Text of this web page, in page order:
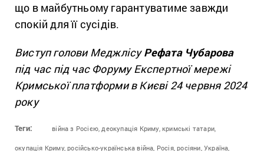
що в майбутньому гарантуватиме завжди
спокій для її сусідів.
Виступ голови МеджлісуРефата Чубарова
під час під час Форуму Експертної мережі
Кримської платформи в Києві 24 червня 2024
року
Теги: війна з Росією, деокупація Криму, кримські татари,
окупація Криму, російсько-українська війна, Росія, росіяни, Україна,